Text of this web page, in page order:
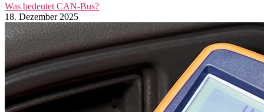
Was bedeutet CAN-Bus?
18. Dezember 2025